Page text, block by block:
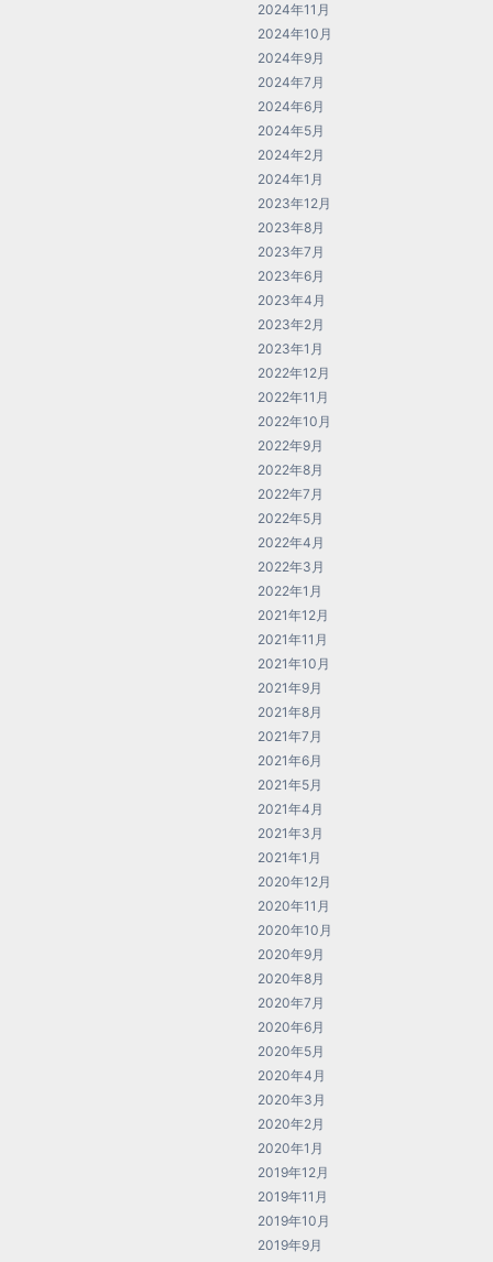
2024年11月
2024年10月
2024年9月
2024年7月
2024年6月
2024年5月
2024年2月
2024年1月
2023年12月
2023年8月
2023年7月
2023年6月
2023年4月
2023年2月
2023年1月
2022年12月
2022年11月
2022年10月
2022年9月
2022年8月
2022年7月
2022年5月
2022年4月
2022年3月
2022年1月
2021年12月
2021年11月
2021年10月
2021年9月
2021年8月
2021年7月
2021年6月
2021年5月
2021年4月
2021年3月
2021年1月
2020年12月
2020年11月
2020年10月
2020年9月
2020年8月
2020年7月
2020年6月
2020年5月
2020年4月
2020年3月
2020年2月
2020年1月
2019年12月
2019年11月
2019年10月
2019年9月